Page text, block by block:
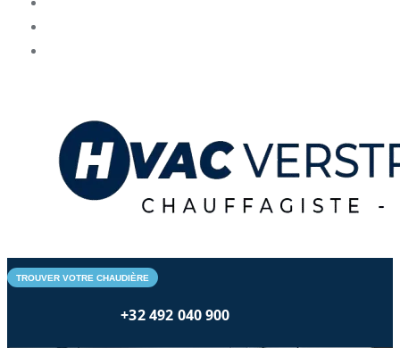
TROUVER VOTRE CHAUDIÈRE
+32 492 040 900